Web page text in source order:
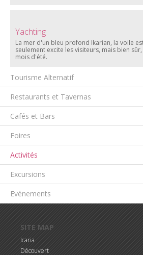
Yachting
La mer d'un bleu profond Ikarian, la voile
seulement excite les visiteurs, mais bien
mois d'été.
Tourisme Alternatif
Restaurants et Tavernas
Cafés et Bars
Foires
Activités
Excursions
Evénements
SITE MAP
Icaria
Découvert